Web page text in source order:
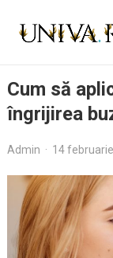
Cum să
îngrijirea
Admin · 14